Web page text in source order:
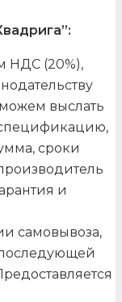
НДС (20%),
выслать
спецификацию,
сроки
и
самовывоза,